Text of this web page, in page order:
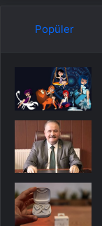
Popüler